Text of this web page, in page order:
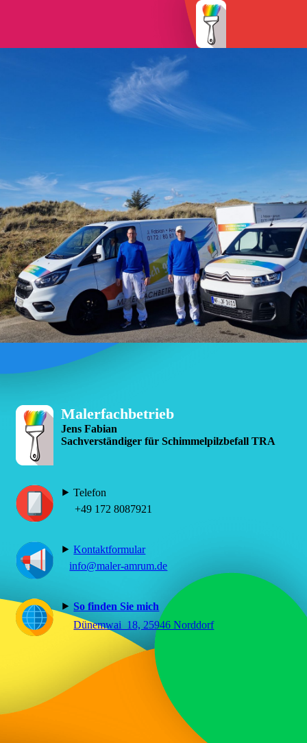
Malerfachbetrieb
Jens Fabian
Sachverständiger für Schimmelpilzbefall TRA
⯈ Telefon
+49 172 8087921
⯈Kontaktformular
info@maler-amrum.de
⯈So finden Sie mich
Dünemwai 18, 25946 Norddorf